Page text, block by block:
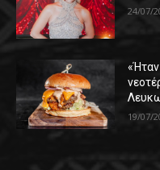
24/07/
«Ήταν
19/07/